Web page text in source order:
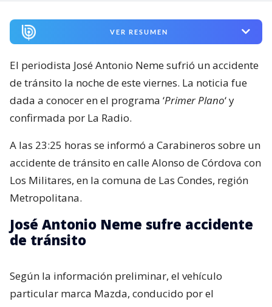
VER RESUMEN
El periodista José Antonio Neme sufrió un accidente
de tránsito la noche de este viernes. La noticia fue
dada a conocer en el programa ‘Primer Plano‘ y
confirmada por La Radio.
A las 23:25 horas se informó a Carabineros sobre un
accidente de tránsito en calle Alonso de Córdova con
Los Militares, en la comuna de Las Condes, región
Metropolitana.
José Antonio Neme sufre accidente
de tránsito
Según la información preliminar, el vehículo
particular marca Mazda, conducido por el